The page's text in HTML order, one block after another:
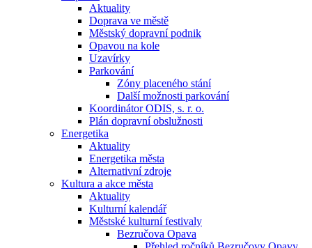
Aktuality
Doprava ve městě
Městský dopravní podnik
Opavou na kole
Uzavírky
Parkování
Zóny placeného stání
Další možnosti parkování
Koordinátor ODIS, s. r. o.
Plán dopravní obslužnosti
Energetika
Aktuality
Energetika města
Alternativní zdroje
Kultura a akce města
Aktuality
Kulturní kalendář
Městské kulturní festivaly
Bezručova Opava